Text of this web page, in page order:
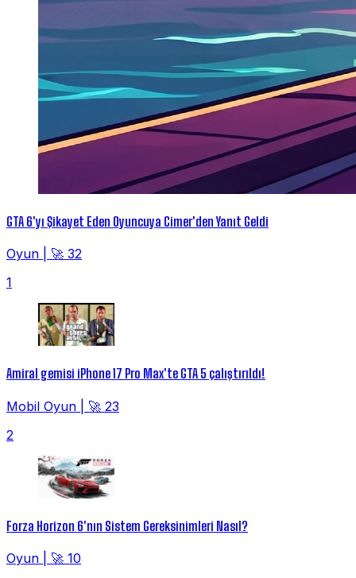
GTA 6'yı Şikayet Eden Oyuncuya Cimer'den Yanıt Geldi
Oyun
🚀 32
1
Amiral gemisi iPhone 17 Pro Max'te GTA 5 çalıştırıldı!
Mobil Oyun
🚀 23
2
Forza Horizon 6'nın Sistem Gereksinimleri Nasıl?
Oyun
🚀 10